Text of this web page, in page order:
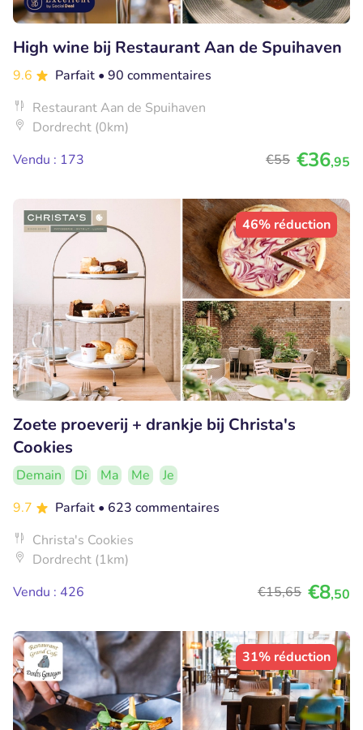
High wine bij Restaurant Aan de Spuihaven
9.6 Parfait • 90 commentaires
Restaurant Aan de Spuihaven
Dordrecht (0km)
Vendu : 173
€55 €36,95
46% réduction
Zoete proeverij + drankje bij Christa's
Cookies
Demain Di Ma Me
Je
9.7
Parfait • 623 commentaires
Christa's Cookies
Dordrecht (1km)
Vendu : 426
€15,65 €8,50
31% réduction